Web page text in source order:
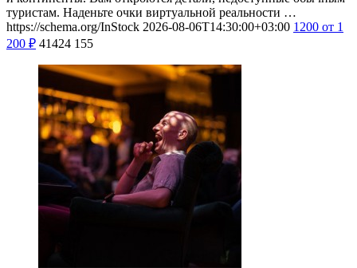
туристам. Наденьте очки виртуальной реальности …
https://schema.org/InStock 2026-08-06T14:30:00+03:00 1200 от 1
200 ₽ 41424 155